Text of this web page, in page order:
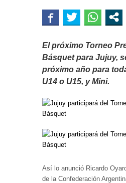
El próximo Torneo
Básquet para Jujuy,
próximo año para
U14 o U15, y Mini.
Así lo anunció Ricardo
de la Confederación